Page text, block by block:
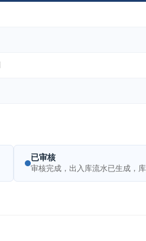
已审核
审核完成，出入库流水已生成，